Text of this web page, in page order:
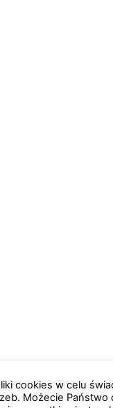
cookies w celu
Możecie